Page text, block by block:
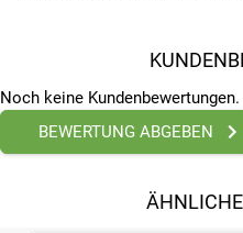
Noch keine Kundenbewertungen.
BEWERTUNG ABGEBEN